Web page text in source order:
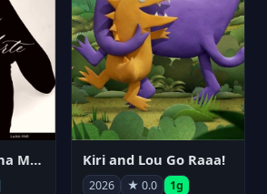
Canto Para Minha Morte Kiri and Lou Go Raaa!
2026 ★ 0.0 1g